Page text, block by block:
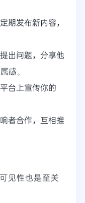
期发布新内容，
出问题，分享他
感。
台上宣传你的
者合作，互相推
见性也是至关